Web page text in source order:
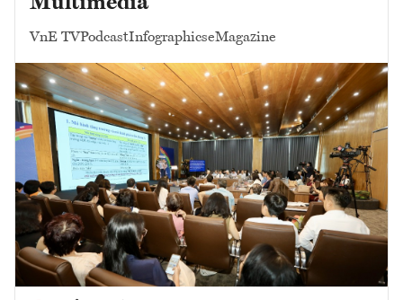
VnE TVPodcastInfographicseMagazine